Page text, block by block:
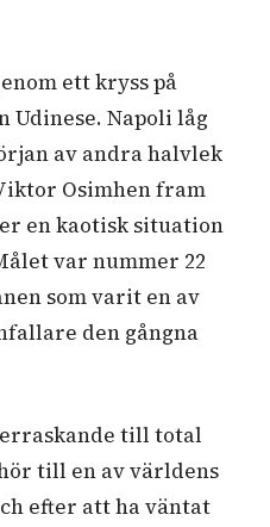
ett kryss på
Napoli låg
av andra halvlek
Osimhen fram
en kaotisk situation
var nummer 22
som varit en av
den gångna
till total
till en av världens
efter att ha väntat